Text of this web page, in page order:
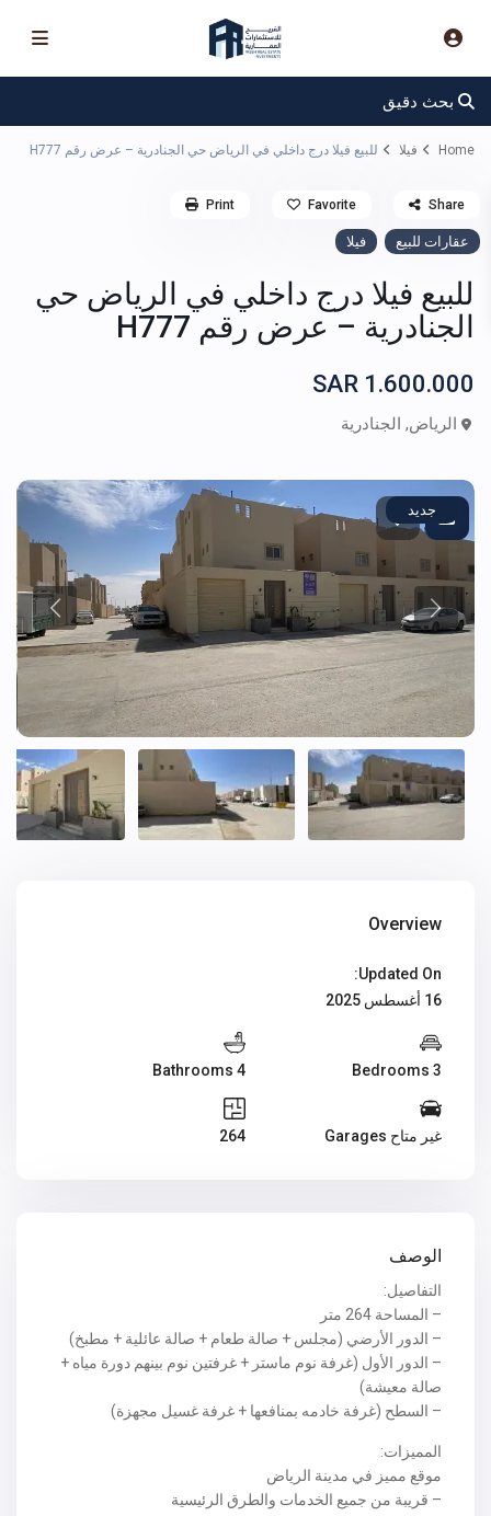
بحث دقيق
Home فيلا للبيع فيلا درج داخلي في الرياض حي الجنادرية – عرض رقم H777
عقارات للبيع فيلا
للبيع فيلا درج داخلي في الرياض حي
الجنادرية – عرض رقم H777
1.600.000 SAR
الرياض, الجنادرية
Share
Favorite
Print
جديد
Overview
Updated On:
16 أغسطس 2025
3 Bedrooms
4 Bathrooms
غير متاح Garages 264
الوصف
التفاصيل:
– المساحة 264 متر
– الدور الأرضي (مجلس + صالة طعام + صالة عائلية + مطبخ)
– الدور الأول (غرفة نوم ماستر + غرفتين نوم بينهم دورة مياه +
صالة معيشة)
– السطح (غرفة خادمه بمنافعها + غرفة غسيل مجهزة)
المميزات:
موقع مميز في مدينة الرياض
– قريبة من جميع الخدمات والطرق الرئيسية